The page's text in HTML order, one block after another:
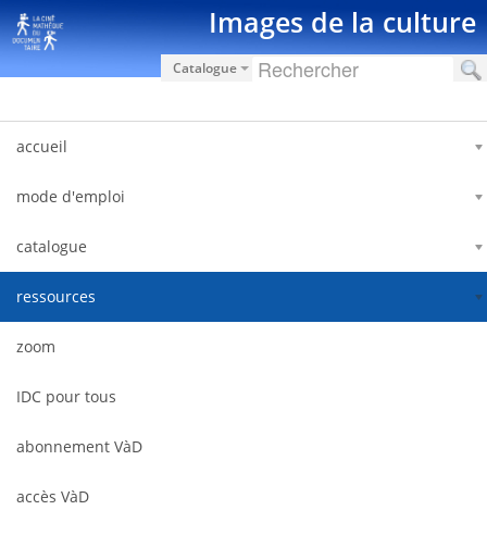
Pular para o conteúdo Images de la culture
Catalogue
accueil
mode d'emploi
catalogue
ressources
zoom
IDC pour tous
abonnement VàD
accès VàD